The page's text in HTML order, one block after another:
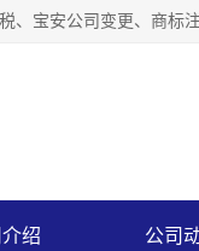
、宝安公司变更、商标注
绍 公司